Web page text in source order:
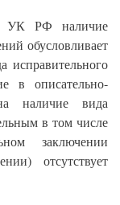
УК РФ наличие
обусловливает
исправительного
в описательно-
наличие вида
в том числе
заключении
отсутствует